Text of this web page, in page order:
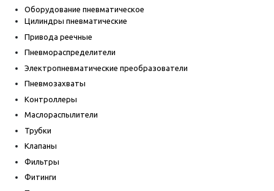
Оборудование пневматическое
Цилиндры пневматические
Привода реечные
Пневмораспределители
Электропневматические преобразователи
Пневмозахваты
Контроллеры
Маслораспылители
Трубки
Клапаны
Фильтры
Фитинги